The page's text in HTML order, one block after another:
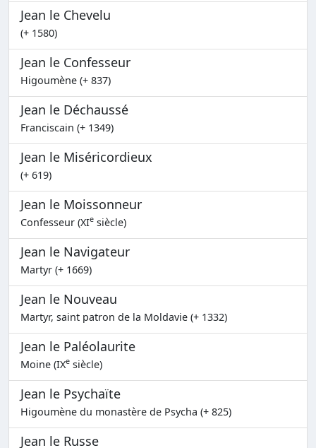
Jean le Chevelu
(+ 1580)
Jean le Confesseur
Higoumène (+ 837)
Jean le Déchaussé
Franciscain (+ 1349)
Jean le Miséricordieux
(+ 619)
Jean le Moissonneur
Confesseur (XIe siècle)
Jean le Navigateur
Martyr (+ 1669)
Jean le Nouveau
Martyr, saint patron de la Moldavie (+ 1332)
Jean le Paléolaurite
Moine (IXe siècle)
Jean le Psychaïte
Higoumène du monastère de Psycha (+ 825)
Jean le Russe